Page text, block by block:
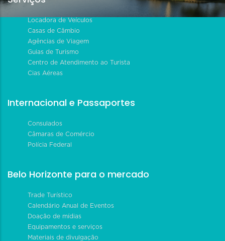
Locadora de Veículos
Casas de Câmbio
Agências de Viagem
Guias de Turismo
Centro de Atendimento ao Turista
Cias Aéreas
Internacional e Passaportes
Consulados
Câmaras de Comércio
Polícia Federal
Belo Horizonte para o mercado
Trade Turístico
Calendário Anual de Eventos
Doação de mídias
Equipamentos e serviços
Materiais de divulgação